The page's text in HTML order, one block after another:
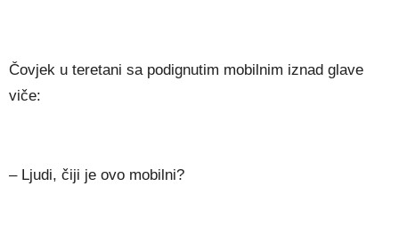
Čovjek u teretani sa podignutim mobilnim iznad glave
viče:
– Ljudi, čiji je ovo mobilni?